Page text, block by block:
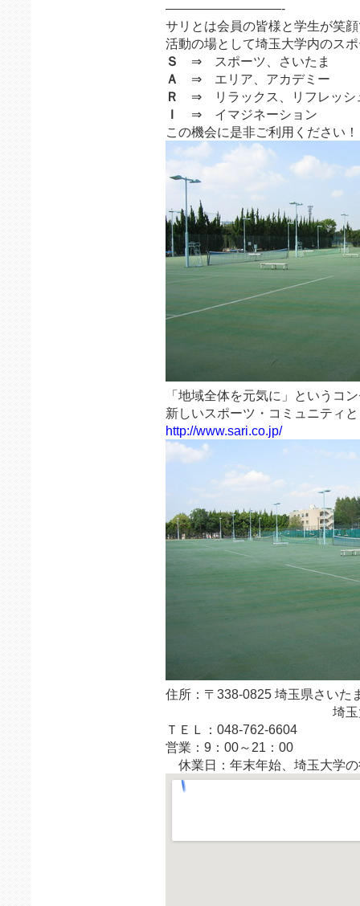
—————————-
サリとは会員の皆様と学生が笑
活動の場として埼玉大学内のス
Ｓ
⇒ スポーツ、さいたま
Ａ
⇒ エリア、アカデミー
Ｒ
⇒ リラックス、リフレッシ
Ｉ
⇒ イマジネーション
この機会に是非ご利用ください！
「地域全体を元気に」というコ
新しいスポーツ・コミュニティ
http://www.sari.co.jp/
住所：〒338-0825 埼玉県さいた
埼玉大学
ＴＥＬ：048-762-6604
営業：9：00～21：00
休業日：年末年始、埼玉大学